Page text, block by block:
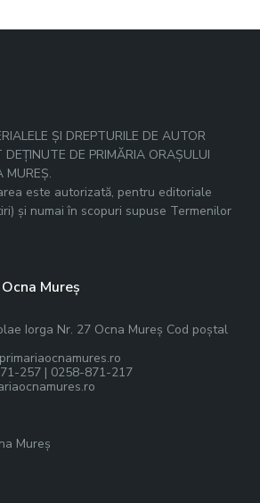
ȘI DREPTURILE DE AUTOR
DEȚINUTE DE PRIMĂRIA ORAȘULUI
MUREȘ.
este autorizată, pentru editoriale
și numai în scopuri supuse Termenilor
Mureș
Iorga Nr. 27 Ocna Mureș Cod poștal
257 | 0258-871-217
Mureș